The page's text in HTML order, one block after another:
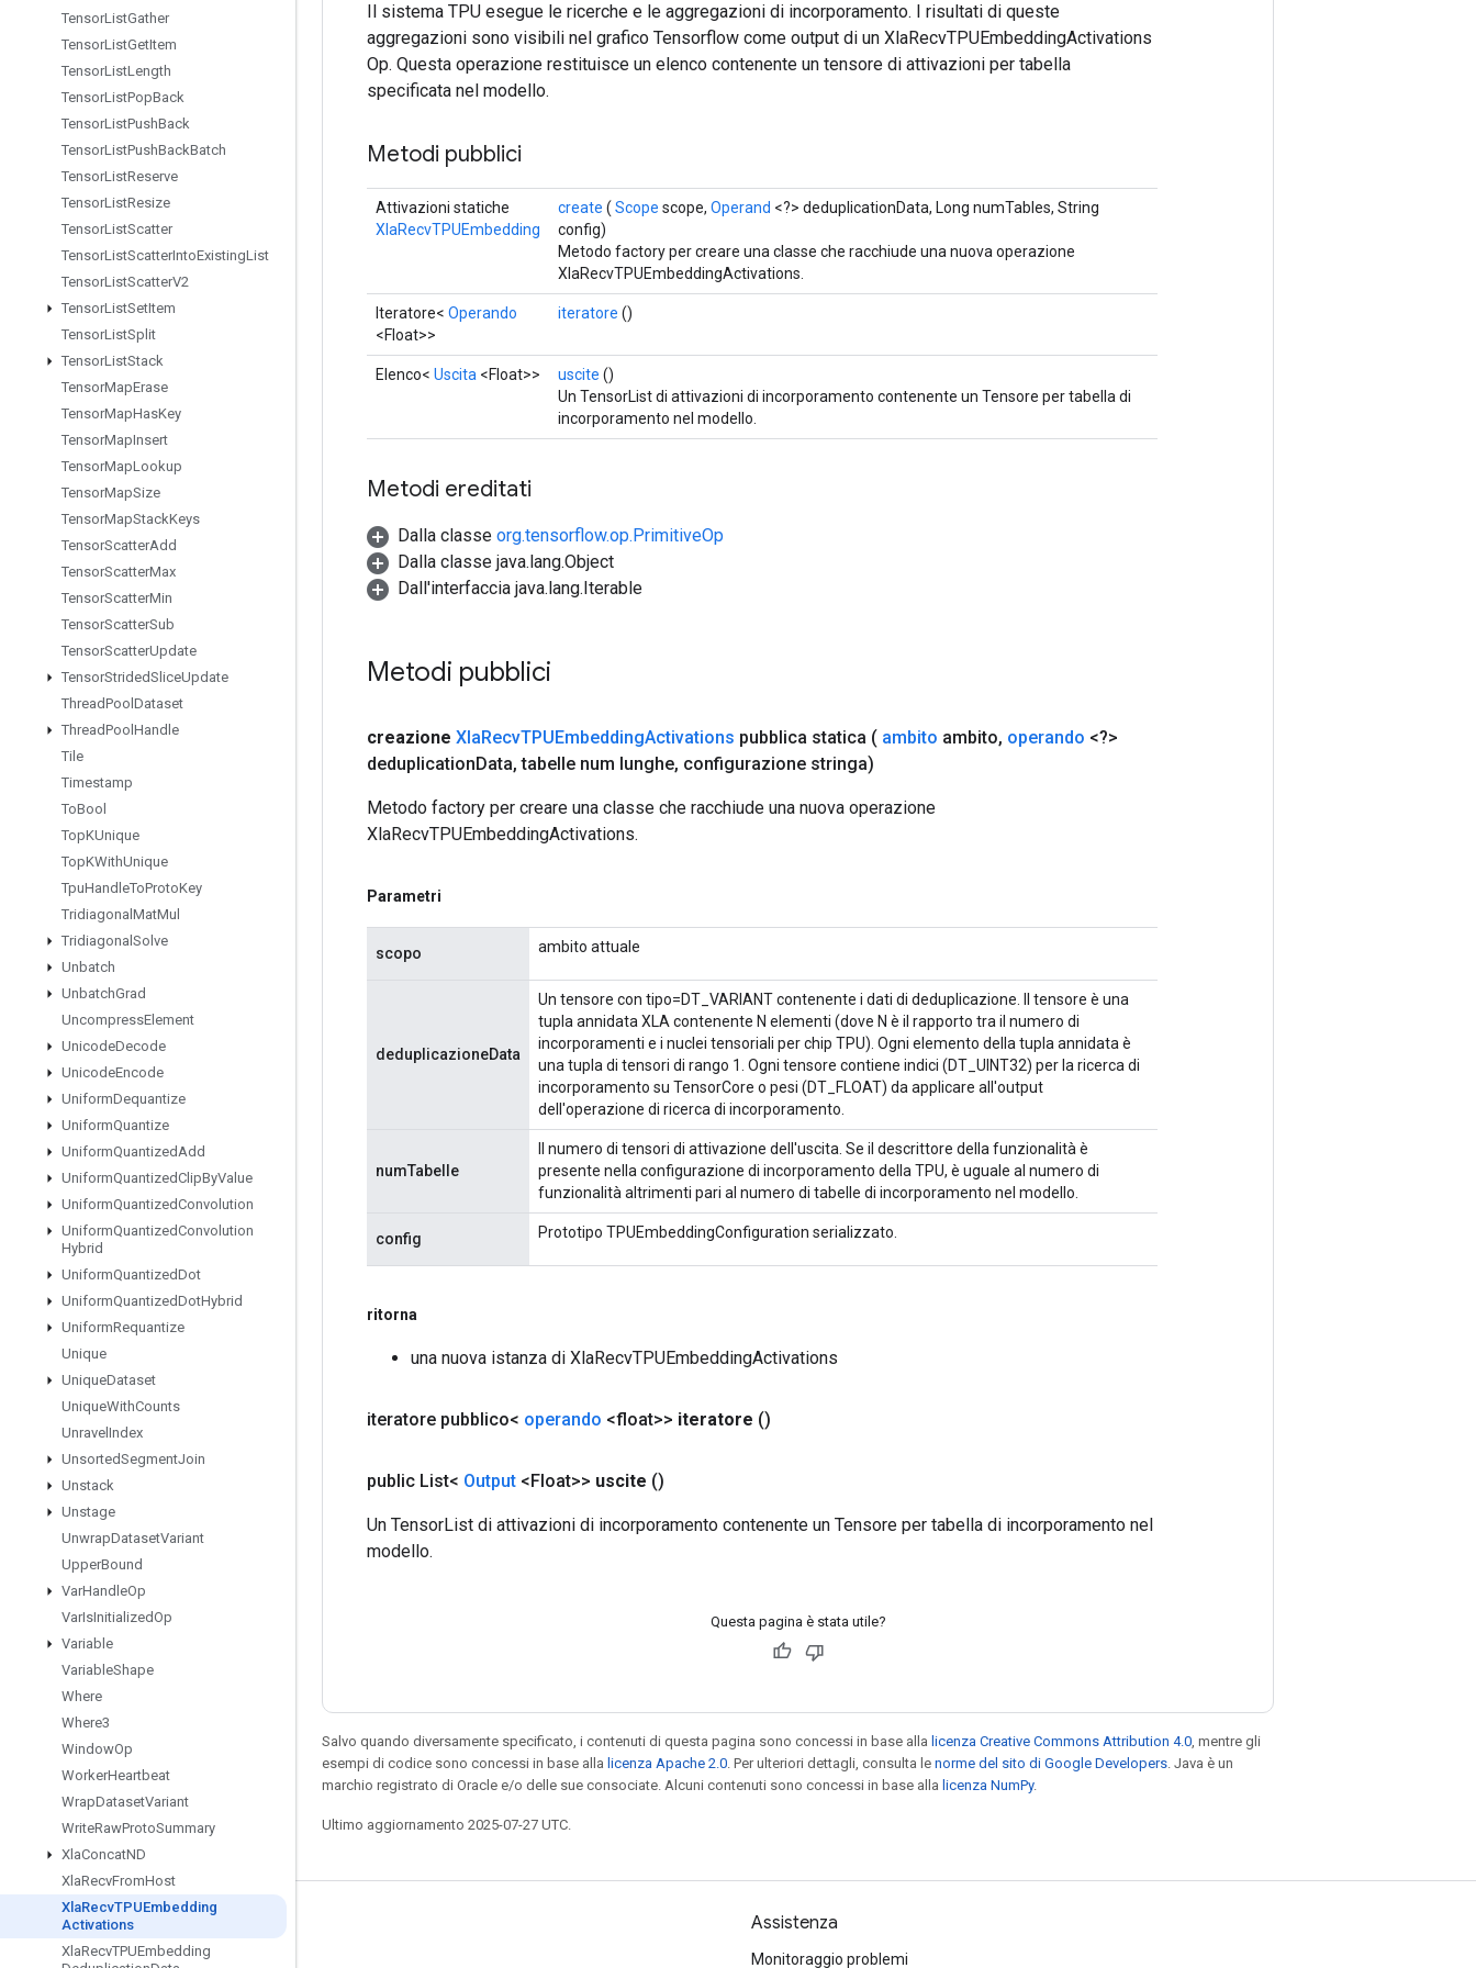
TensorListGather
TensorListGetItem
TensorListLength
TensorListPopBack
TensorListPushBack
TensorListPushBackBatch
TensorListReserve
TensorListResize
TensorListScatter
TensorListScatterIntoExistingList
TensorListScatterV2
TensorListSetItem
TensorListSplit
TensorListStack
TensorMapErase
TensorMapHasKey
TensorMapInsert
TensorMapLookup
TensorMapSize
TensorMapStackKeys
TensorScatterAdd
TensorScatterMax
TensorScatterMin
TensorScatterSub
TensorScatterUpdate
TensorStridedSliceUpdate
ThreadPool Dataset
ThreadPool Handle
Tile
Timestamp
ToBool
TopKUnique
TopKWithUnique
TpuHandleToProtoKey
Tridiagonal MatMul
Tridiagonal Solve
Unbatch
UnbatchGrad
UncompressElement
UnicodeDecode
UnicodeEncode
UniformDequantize
UniformQuantize
UniformQuantizedAdd
UniformQuantizedClipByValue
UniformQuantizedConvolution
UniformQuantizedConvolution
Hybrid
UniformQuantizedDot
UniformQuantizedDotHybrid
UniformRequantize
Unique
UniqueDataset
UniqueWithCounts
Unravel Index
UnsortedSegmentJoin
Unstack
Unstage
UnwrapDatasetVariant
UpperBound
VarHandleOp
VarIsInitializedOp
Variable
VariableShape
Where
Where3
WindowOp
WorkerHeartbeat
WrapDatasetVariant
WriteRawProtoSummary
XlaConcatND
XlaRecvFromHost
XlaRecvTPUEmbedding
Activations
XlaRecvTPUEmbedding
Il sistema TPU esegue le ricerche e le aggregazioni di incorporamento. I risultati di queste
aggregazioni sono visibili nel grafico Tensorflow come output di un XlaRecvTPUEmbeddingActivations
Op. Questa operazione restituisce un elenco contenente un tensore di attivazioni per tabella
specificata nel modello.
Metodi pubblici
Attivazioni statiche
XlaRecvTPUEmbedding
create ( Scope scope, Operand <?> deduplicationData, Long numTables, String
config)
Metodo factory per creare una classe che racchiude una nuova operazione
XlaRecvTPUEmbeddingActivations.
Iteratore< Operando
<Float>>
iteratore ()
Elenco< Uscita <Float>> uscite ()
Un TensorList di attivazioni di incorporamento contenente un Tensore per tabella di
incorporamento nel modello.
Metodi ereditati
Dalla classe org.tensorflow.op.PrimitiveOp
Dalla classe java.lang.Object
Dall'interfaccia java.lang.Iterable
Metodi pubblici
creazione XlaRecvTPUEmbeddingActivations pubblica statica ( ambito ambito, operando <?>
deduplicationData, tabelle num lunghe, configurazione stringa)
Metodo factory per creare una classe che racchiude una nuova operazione
XlaRecvTPUEmbeddingActivations.
Parametri
scopo ambito attuale
deduplicazioneData
Un tensore con tipo=DT_VARIANT contenente i dati di deduplicazione. Il tensore è una
tupla annidata XLA contenente N elementi (dove N è il rapporto tra il numero di
incorporamenti e i nuclei tensoriali per chip TPU). Ogni elemento della tupla annidata è
una tupla di tensori di rango 1. Ogni tensore contiene indici (DT_UINT32) per la ricerca di
incorporamento su TensorCore o pesi (DT_FLOAT) da applicare all'output
dell'operazione di ricerca di incorporamento.
numTabelle
Il numero di tensori di attivazione dell'uscita. Se il descrittore della funzionalità è
presente nella configurazione di incorporamento della TPU, è uguale al numero di
funzionalità altrimenti pari al numero di tabelle di incorporamento nel modello.
config Prototipo TPUEmbeddingConfiguration serializzato.
ritorna
una nuova istanza di XlaRecvTPUEmbeddingActivations
iteratore pubblico< operando <float>> iteratore ()
public List< Output <Float>> uscite ()
Un TensorList di attivazioni di incorporamento contenente un Tensore per tabella di incorporamento nel
modello.
Questa pagina è stata utile?
Salvo quando diversamente specificato, i contenuti di questa pagina sono concessi in base alla licenza Creative Commons Attribution 4.0 , mentre gli
esempi di codice sono concessi in base alla licenza Apache 2.0 . Per ulteriori dettagli, consulta le norme del sito di Google Developers . Java è un
marchio registrato di Oracle e/o delle sue consociate. Alcuni contenuti sono concessi in base alla licenza NumPy.
Ultimo aggiornamento 2025-07-27 UTC.
Resta connesso Assistenza
Monitoraggio problemi